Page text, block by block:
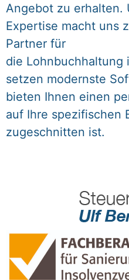
Angebot zu erhalten.
Expertise macht uns
Partner für
die Lohnbuchhaltung
setzen modernste
bieten Ihnen einen
auf Ihre spezifischen
zugeschnitten ist.